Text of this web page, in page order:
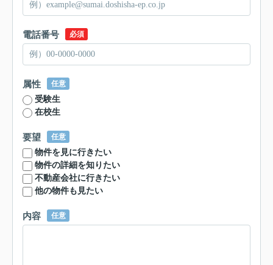
電話番号 必須
属性 任意
受験生
在校生
要望 任意
物件を見に行きたい
物件の詳細を知りたい
不動産会社に行きたい
他の物件も見たい
内容 任意